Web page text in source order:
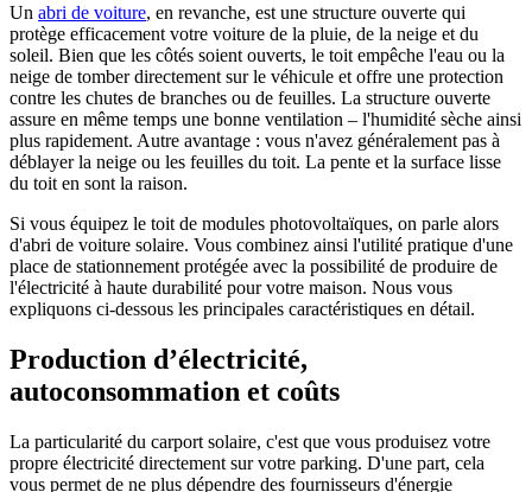
Un abri de voiture, en revanche, est une structure ouverte qui
protège efficacement votre voiture de la pluie, de la neige et du
soleil. Bien que les côtés soient ouverts, le toit empêche l'eau ou la
neige de tomber directement sur le véhicule et offre une protection
contre les chutes de branches ou de feuilles. La structure ouverte
assure en même temps une bonne ventilation – l'humidité sèche ainsi
plus rapidement. Autre avantage : vous n'avez généralement pas à
déblayer la neige ou les feuilles du toit. La pente et la surface lisse
du toit en sont la raison.
Si vous équipez le toit de modules photovoltaïques, on parle alors
d'abri de voiture solaire. Vous combinez ainsi l'utilité pratique d'une
place de stationnement protégée avec la possibilité de produire de
l'électricité à haute durabilité pour votre maison. Nous vous
expliquons ci-dessous les principales caractéristiques en détail.
Production d’électricité,
autoconsommation et coûts
La particularité du carport solaire, c'est que vous produisez votre
propre électricité directement sur votre parking. D'une part, cela
vous permet de ne plus dépendre des fournisseurs d'énergie